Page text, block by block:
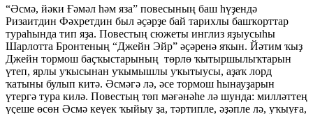
“Әсмә, йәки Ғәмәл һәм яза” повесының баш һүҙендә
Ризаитдин Фәхретдин был әҫәрҙе бай тарихлы башҡорттар
тураһында тип яҙа. Повестың сюжеты инглиз яҙыусыһы
Шарлотта Бронтеның “Джейн Эйр” әҫәренә яҡын. Йәтим ҡыҙ
Джейн тормош баҫҡыстарының төрлө ҡытыршылыҡтарын
үтеп, ярлы уҡысынан уҡымышлы уҡытыусы, аҙаҡ лорд
ҡатыны булып китә. Әсмәгә лә, әсе тормош һынауҙарын
үтергә тура килә. Повестың төп мәғәнәһе лә шунда: милләттең
үҫеше өсөн Әсмә кеүек ҡыйыу ҙа, тәртипле, әҙәпле лә, уҡыуға,